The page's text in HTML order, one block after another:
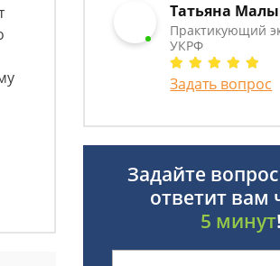
Татьяна
Практикующий
УКРФ
Задать вопрос
Задайте
ответит вам
5 минут!